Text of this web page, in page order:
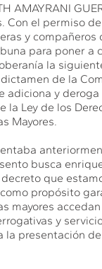
AMAYRANI
Con el permiso
y
para poner a
la
de la
adiciona y deroga
la Ley de los
Mayores.
busca
que
propósito
mayores
y
la presentación